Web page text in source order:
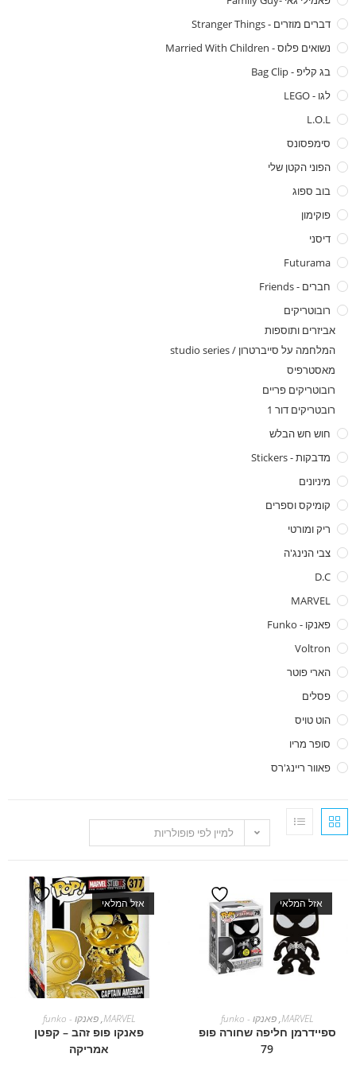
דברים מוזרים - Stranger Things
נשואים פלוס - Married With Children
בג קליפ - Bag Clip
לגו - LEGO
L.O.L
סימפסונס
הפוני הקטן שלי
בוב ספוג
פוקימון
דיסני
Futurama
חברים - Friends
רובוטריקים
אביזרים ותוספות
המלחמה על סייברטרון / studio series
מאסטרפיס
רובוטריקים פריים
רובטריקים דור 1
חוש חש הבלש
מדבקות - Stickers
מיניונים
קומיקס וספרים
ריק ומורטי
צבי הנינג'ה
D.C
MARVEL
פאנקו - Funko
Voltron
הארי פוטר
פסלים
הוט טויס
סופר מריו
פאוור ריינג'רס
למיין לפי פופולריות
אזל המלאי
מידע נוסףMARVEL
,פאנקו - funko
ספיידרמן חליפה שחורה פופ
79
אזל המלאי
מידע נוסףMARVEL
,פאנקו - funko
פאנקו פופ זהב – קפטן
אמריקה